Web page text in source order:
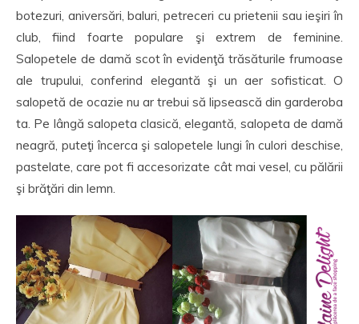
botezuri, aniversări, baluri, petreceri cu prietenii sau ieşiri în
club, fiind foarte populare şi extrem de feminine.
Salopetele de damă scot în evidenţă trăsăturile frumoase
ale trupului, conferind elegantă şi un aer sofisticat. O
salopetă de ocazie nu ar trebui să lipsească din garderoba
ta. Pe lângă salopeta clasică, elegantă, salopeta de damă
neagră, puteţi încerca şi salopetele lungi în culori deschise,
pastelate, care pot fi accesorizate cât mai vesel, cu pălării
şi brăţări din lemn.